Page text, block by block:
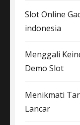
Slot Online
indonesia
Menggali
Demo Slot
Menikmati
Lancar